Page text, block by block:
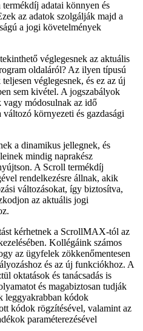
adatai könnyen és
az adatok szolgálják majd a
a jogi követelmények
végle­gesnek az aktuális
oldaláról? Az ilyen típusú
véglegesnek, és ez az új
sem kivétel. A jogszabályok
vagy módosulnak az idő
környezeti és gazdasági
a dinamikus jellegnek, és
mindig naprakész
A Scroll termékdíj
rendelkezésre állnak, akik
változásokat, így biztosítva,
az aktuális jogi
kérhetnek a ScrollMAX-tól az
Kollégáink számos
az ügyfelek zökkenőmentesen
és az új funkciókhoz. A
oktatások és tanácsadás is
és magabiztosan tudják
leggyakrabban kódok
kódok rögzítésével, valamint az
paraméterezésével